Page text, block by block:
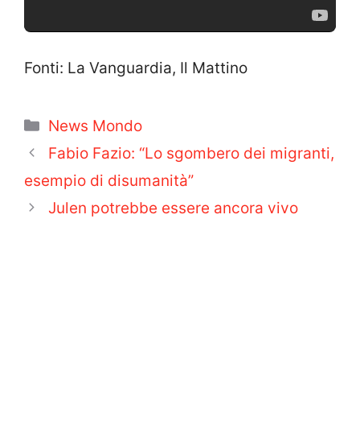
Fonti: La Vanguardia, Il Mattino
Categorie
News Mondo
Fabio Fazio: “Lo sgombero dei migranti,
esempio di disumanità”
Julen potrebbe essere ancora vivo